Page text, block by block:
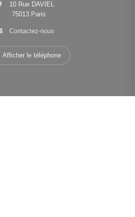
10 Rue DAVIEL
75013 Paris
Contactez-nous
Afficher le téléphone